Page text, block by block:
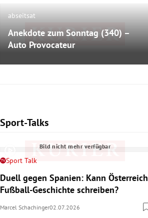
Bild nicht mehr verfügbar
abseitsat
Anekdote zum Sonntag (340) –
Auto Provocateur
Sport-Talks
Slide 1 von 6
Bild nicht mehr verfügbar
Sport Talk
Duell gegen Spanien: Kann Österreich
Fußball-Geschichte schreiben?
Marcel Schachinger02.07.2026